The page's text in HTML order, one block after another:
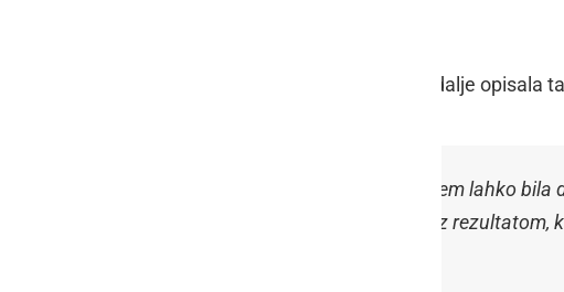
je svojo pot do zlate medalje opisala
Odlična izkušnja, hvaležna, da sem lahko
premagala, sem zelo zadovoljna z rezultatom,